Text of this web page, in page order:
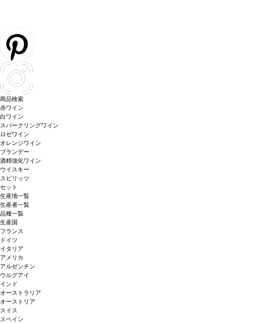
商品検索
赤ワイン
白ワイン
スパークリングワイン
ロゼワイン
オレンジワイン
ブランデー
酒精強化ワイン
ウイスキー
スピリッツ
セット
生産地一覧
生産者一覧
品種一覧
生産国
フランス
ドイツ
イタリア
アメリカ
アルゼンチン
ウルグアイ
インド
オーストラリア
オーストリア
スイス
スペイン